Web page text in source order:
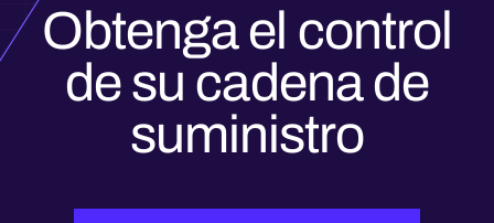
Obtenga el control
de su cadena de
suministro